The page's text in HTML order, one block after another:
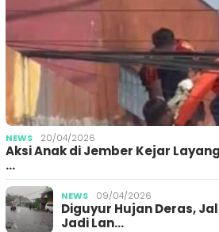
NEWS 20/04/2026
Aksi Anak di Jember Kejar
…
NEWS 09/04/2026
Diguyur Hujan Deras,
Jadi Lan…